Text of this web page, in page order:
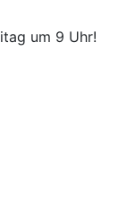
um 9 Uhr!